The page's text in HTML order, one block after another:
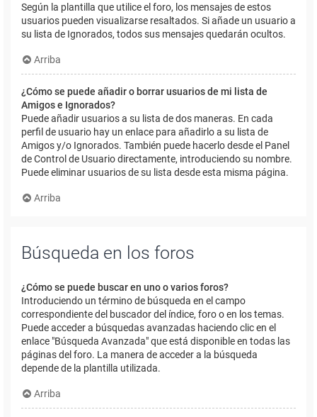
Según la plantilla que utilice el foro, los mensajes de estos
usuarios pueden visualizarse resaltados. Si añade un usuario a
su lista de Ignorados, todos sus mensajes quedarán ocultos.
Arriba
¿Cómo se puede añadir o borrar usuarios de mi lista de
Amigos e Ignorados?
Puede añadir usuarios a su lista de dos maneras. En cada
perfil de usuario hay un enlace para añadirlo a su lista de
Amigos y/o Ignorados. También puede hacerlo desde el Panel
de Control de Usuario directamente, introduciendo su nombre.
Puede eliminar usuarios de su lista desde esta misma página.
Arriba
Búsqueda en los foros
¿Cómo se puede buscar en uno o varios foros?
Introduciendo un término de búsqueda en el campo
correspondiente del buscador del índice, foro o en los temas.
Puede acceder a búsquedas avanzadas haciendo clic en el
enlace "Búsqueda Avanzada" que está disponible en todas las
páginas del foro. La manera de acceder a la búsqueda
depende de la plantilla utilizada.
Arriba